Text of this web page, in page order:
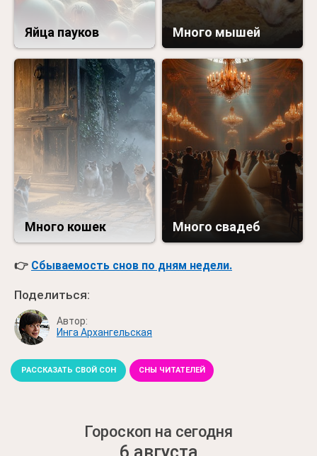
Яйца пауков Много мышей
Много кошек Много свадеб
👉 Сбываемость снов по дням недели.
Поделиться:
Автор:
Инга Архангельская
РАССКАЗАТЬ СВОЙ СОН СНЫ ЧИТАТЕЛЕЙ
Гороскоп на сегодня